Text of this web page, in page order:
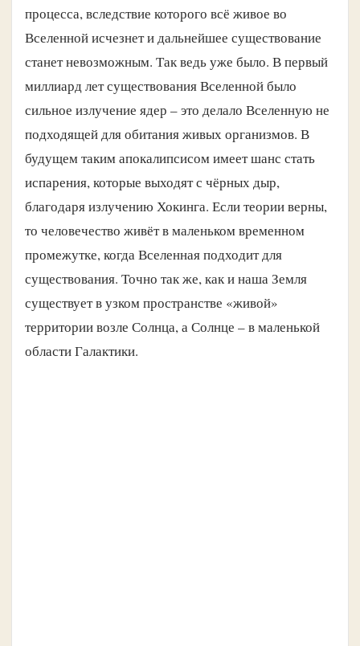
процесса, вследствие которого всё живое во
Вселенной исчезнет и дальнейшее существование
станет невозможным. Так ведь уже было. В первый
миллиард лет существования Вселенной было
сильное излучение ядер – это делало Вселенную не
подходящей для обитания живых организмов. В
будущем таким апокалипсисом имеет шанс стать
испарения, которые выходят с чёрных дыр,
благодаря излучению Хокинга. Если теории верны,
то человечество живёт в маленьком временном
промежутке, когда Вселенная подходит для
существования. Точно так же, как и наша Земля
существует в узком пространстве «живой»
территории возле Солнца, а Солнце – в маленькой
области Галактики.